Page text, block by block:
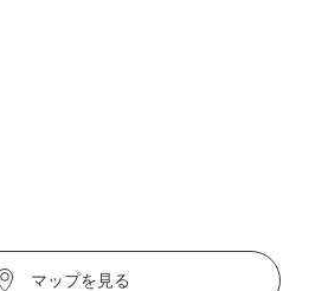
マップを見る